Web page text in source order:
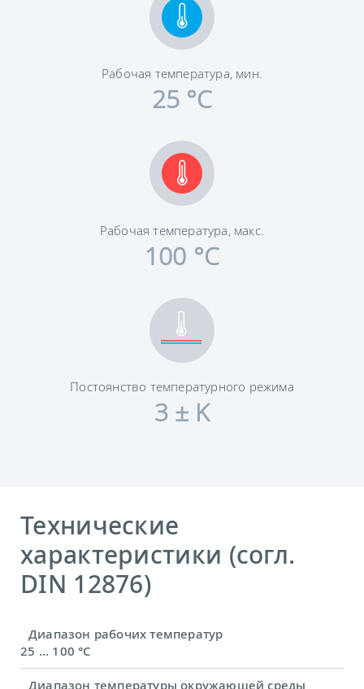
Рабочая температура, мин.
25 °C
Рабочая температура, макс.
100 °C
Постоянство температурного режима
3 ± K
Технические
характеристики (согл.
DIN 12876)
Диапазон рабочих температур
25 ... 100 °C
Диапазон температуры окружающей среды